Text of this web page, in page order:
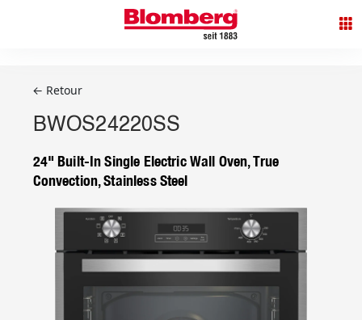
← Retour
BWOS24220SS
24" Built-In Single Electric Wall Oven, True
Convection, Stainless Steel